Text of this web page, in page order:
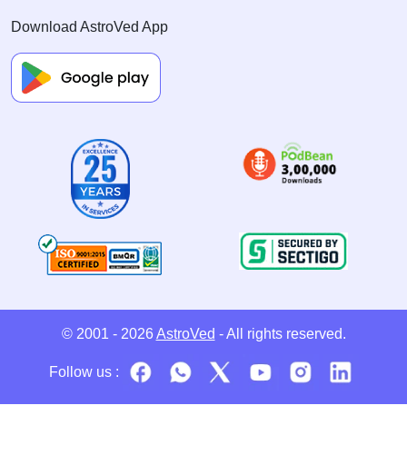
Download AstroVed App
© 2001 - 2026 AstroVed - All rights reserved.
Follow us :